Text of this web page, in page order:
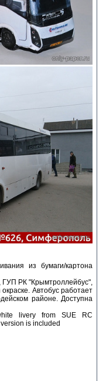
из бумаги/картона
ГУП РК "Крымтроллейбус",
Автобус работает
районе. Доступна
livery from SUE RC
is included